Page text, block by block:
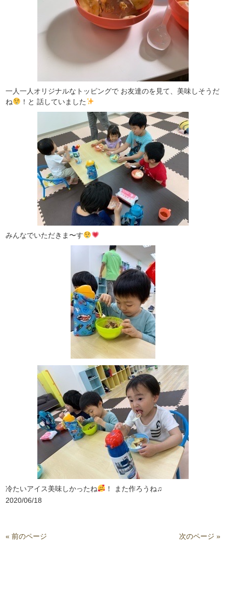
一人一人オリジナルなトッピングで お友達のを見て、美味しそうだ
ね
！と 話していました
みんなでいただきま〜す
冷たいアイス美味しかったね
！ また作ろうね♫
2020/06/18
« 前のページ 次のページ »